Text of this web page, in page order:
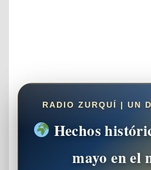
RADIO ZURQUÍ | UN
Hechos
mayo en el